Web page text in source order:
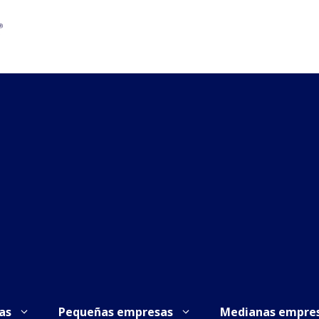
Pequeñas empresas Medianas